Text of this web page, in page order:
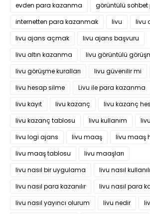
evden para kazanma
görüntülü sohbet
internetten para kazanmak
livu
livu
livu ajans açmak
livu ajans başvuru
livu altın kazanma
livu görüntülü
livu görüşme kuralları
livu güvenilir mi
livu hesap silme
Livu ile para kazanma
livu kayıt
livu kazanç
livu kazanç
livu kazanç tablosu
livu kullanım
livu logi ajans
livu maaş
livu maaş
livu maaş tablosu
livu maaşları
livu nasıl bir uygulama
livu nasıl
livu nasıl para kazanılır
livu nasıl para
livu nasıl yayıncı olurum
livu nedir